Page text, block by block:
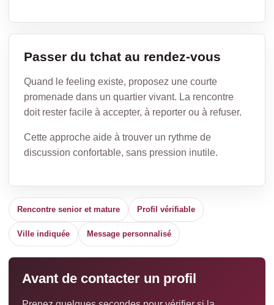
Passer du tchat au rendez-vous
Quand le feeling existe, proposez une courte
promenade dans un quartier vivant. La rencontre
doit rester facile à accepter, à reporter ou à refuser.
Cette approche aide à trouver un rythme de
discussion confortable, sans pression inutile.
Rencontre senior et mature Profil vérifiable
Ville indiquée Message personnalisé
Avant de contacter un profil